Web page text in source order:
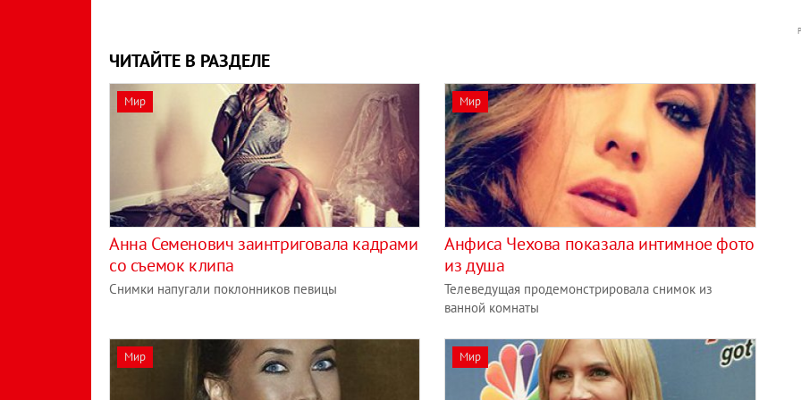
ЧИТАЙТЕ В РАЗДЕЛЕ
Мир
Анна Семенович заинтриговала кадрами
со съемок клипа
Снимки напугали поклонников певицы
Мир
Анфиса Чехова показала интимное фото
из душа
Телеведущая продемонстрировала снимок из
ванной комнаты
Мир Мир